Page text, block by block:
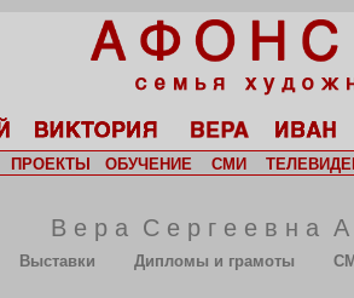
ПРОЕКТЫ ОБУЧЕНИЕ СМИ
В е р а С е р г е е в н а А
Выставки Дипломы и грамоты